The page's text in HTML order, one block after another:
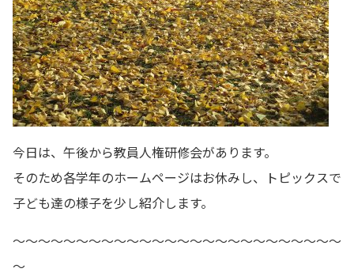
今日は、午後から教員人権研修会があります。
そのため各学年のホームページはお休みし、トピックスで
子ども達の様子を少し紹介します。
～～～～～～～～～～～～～～～～～～～～～～～～～～
～